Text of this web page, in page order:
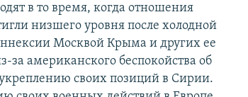
в то время, когда отношения
низшего уровня после холодной
Москвой Крыма и других ее
за американского беспокойства об
своих позиций в Сирии.